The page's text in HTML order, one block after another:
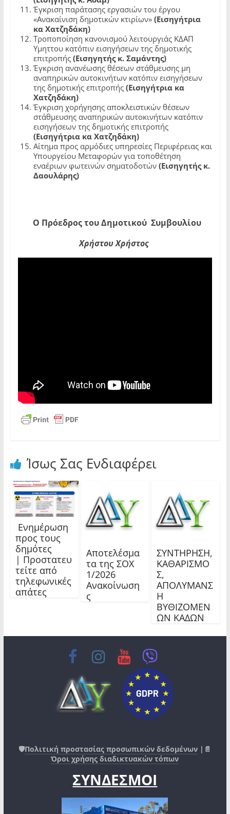
Έγκριση παράτασης εργασιών του έργου
«Ανακαίνιση δημοτικών κτιρίων»(Εισηγήτρια
κα Χατζηδάκη)
Τροποποίηση κανονισμού λειτουργιάς ΚΔΑΠ
Υμηττου κατόπιν εισηγήσεων της δημοτικής
επιτροπής (Εισηγητής κ. Σαμάντης)
Έγκριση ανανέωσης θέσεων στάθμευσης μη
αναπηρικών αυτοκινήτων κατόπιν εισηγήσεων
της δημοτικής επιτροπής (Εισηγήτρια κα
Χατζηδάκη)
Έγκριση χορήγησης αποκλειστικών θέσεων
στάθμευσης αναπηρικών αυτοκινήτων κατόπιν
εισηγήσεων της δημοτικής επιτροπής
(Εισηγήτρια κα Χατζηδάκη)
Αίτημα προς αρμόδιες υπηρεσίες Περιφέρειας και
Υπουργείου Μεταφορών για τοποθέτηση
εναέριων φωτεινών σηματοδοτών (Εισηγητής κ.
Δαουλάρης)
Ο Πρόεδρος του Δημοτικού Συμβουλίου
Χρήστου Χρήστος
Ίσως Σας Ενδιαφέρει
Ενημέρωση
προς τους
δημότες
| Προστατευ
τείτε από
τηλεφωνικές
απάτες
Αποτελέσμα
τα της ΣΟΧ
1/2026
Ανακοίνωση
ς
ΣΥΝΤΗΡΗΣΗ,
ΚΑΘΑΡΙΣΜΟ
Σ,
ΑΠΟΛΥΜΑΝΣ
Η
ΒΥΘΙΖΟΜΕΝ
ΩΝ ΚΑΔΩΝ
🛡️Πολιτική προστασίας προσωπικών δεδομένων |📄
Όροι χρήσης διαδικτυακών τόπων
ΣΥΝΔΕΣΜΟΙ